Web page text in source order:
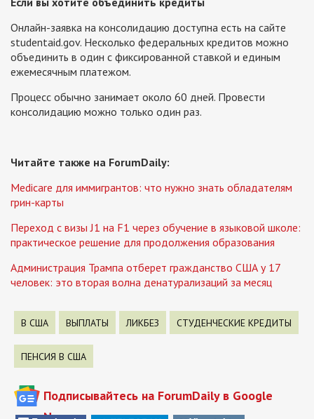
Онлайн-заявка на консолидацию доступна есть на сайте
studentaid.gov. Несколько федеральных кредитов можно
объединить в один с фиксированной ставкой и единым
ежемесячным платежом.
Процесс обычно занимает около 60 дней. Провести
консолидацию можно только один раз.
Читайте также на ForumDaily:
Medicare для иммигрантов: что нужно знать обладателям
грин-карты
Переход с визы J1 на F1 через обучение в языковой школе:
практическое решение для продолжения образования
Администрация Трампа отберет гражданство США у 17
человек: это вторая волна денатурализаций за месяц
В США ВЫПЛАТЫ ЛИКБЕЗ СТУДЕНЧЕСКИЕ КРЕДИТЫ
ПЕНСИЯ В США
Подписывайтесь на ForumDaily в Google